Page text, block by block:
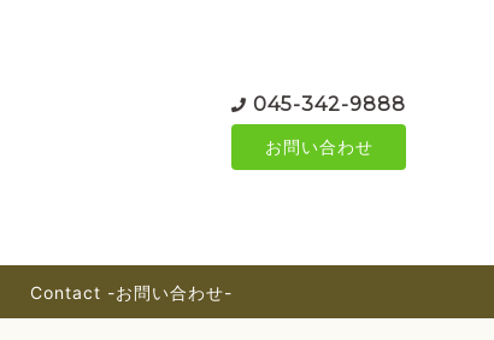
045-342-9888
お問い合わせ
Contact -お問い合わせ-